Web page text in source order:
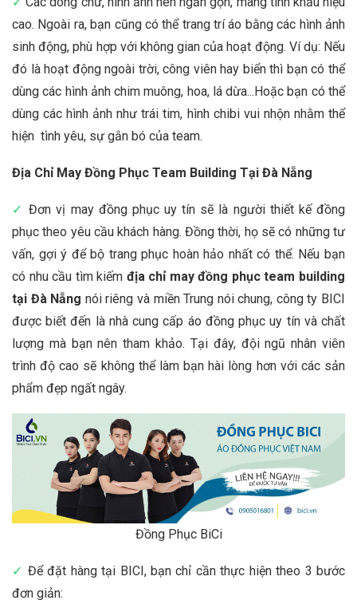
cao. Ngoài ra, bạn cũng có thể trang trí áo bằng các hình ảnh
sinh động, phù hợp với không gian của hoạt động. Ví dụ: Nếu
đó là hoạt động ngoài trời, công viên hay biển thì bạn có thể
dùng các hình ảnh chim muông, hoa, lá dừa...Hoặc bạn có thể
dùng các hình ảnh như trái tim, hình chibi vui nhộn nhằm thể
hiện tình yêu, sự gắn bó của team.
Địa Chỉ May Đồng Phục Team Building Tại Đà Nẵng
✓Đơn vị may đồng phục uy tín sẽ là người thiết kế đồng
phục theo yêu cầu khách hàng. Đồng thời, họ sẽ có những tư
vấn, gợi ý để bộ trang phục hoàn hảo nhất có thể. Nếu bạn
có nhu cầu tìm kiếm địa chỉ may đồng phục team building
tại Đà Nẵng nói riêng và miền Trung nói chung, công ty BICI
được biết đến là nhà cung cấp áo đồng phục uy tín và chất
lượng mà bạn nên tham khảo. Tại đây, đội ngũ nhân viên
trình độ cao sẽ không thể làm bạn hài lòng hơn với các sản
phẩm đẹp ngất ngây.
Đồng Phục BiCi
✓ Để đặt hàng tại BICI, bạn chỉ cần thực hiện theo 3 bước
đơn giản: